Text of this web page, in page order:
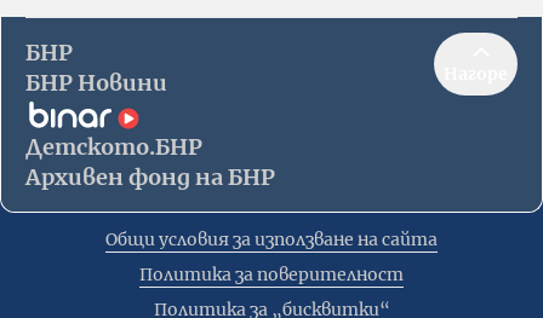
БНР
БНР Новини
Детското.БНР
Архивен фонд на БНР
Общи условия за използване на сайта
Политика за поверителност
Политика за „бисквитки“